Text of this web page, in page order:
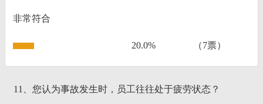
非常符合
20.0% （7票）
11、您认为事故发生时，员工往往处于疲劳状态？